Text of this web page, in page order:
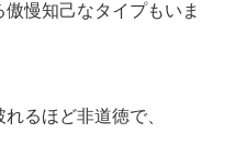
慢知己なタイプもいま
るほど非道徳で、